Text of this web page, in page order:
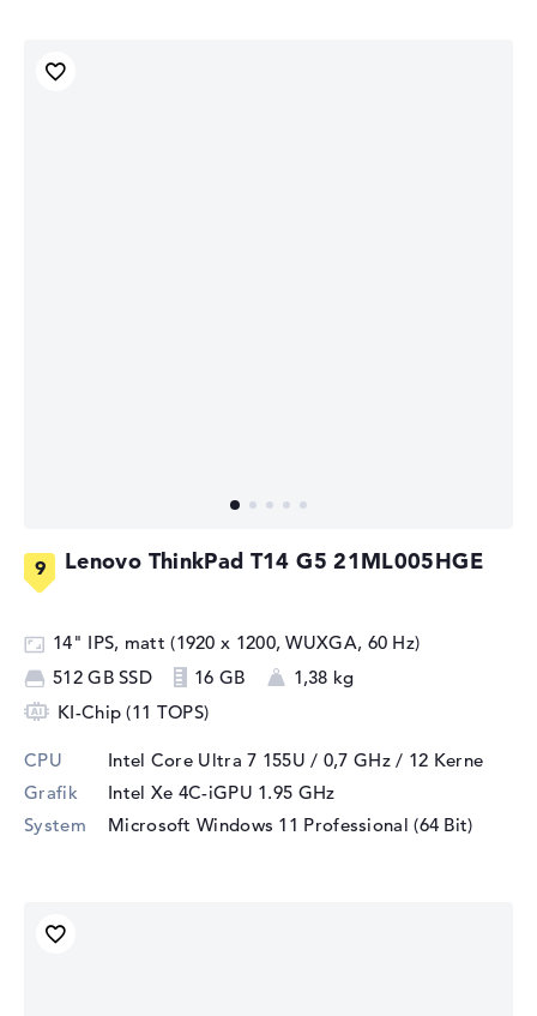
Lenovo ThinkPad T14 G5 21ML005HGE
14" IPS, matt (1920 x 1200, WUXGA, 60 Hz)
512 GB SSD
16 GB
1,38 kg
KI-Chip (11 TOPS)
CPU Intel Core Ultra 7 155U / 0,7 GHz/ 12 Kerne
Grafik
Intel Xe 4C-iGPU 1.95 GHz
System
Microsoft Windows 11 Professional (64 Bit)